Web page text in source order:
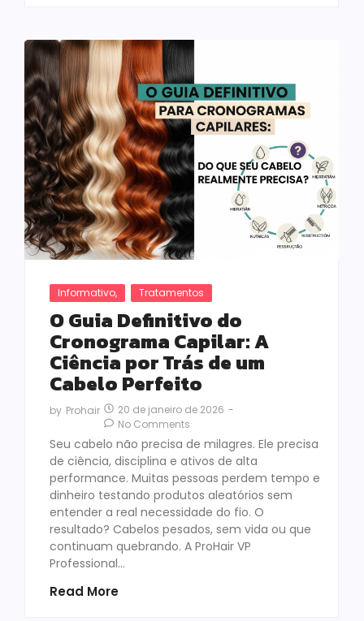
Informativo, Tratamentos
O Guia Definitivo do
Cronograma Capilar: A
Ciência por Trás de um
Cabelo Perfeito
by Prohair 20 de janeiro de 2026 -
No Comments
Seu cabelo não precisa de milagres. Ele precisa
de ciência, disciplina e ativos de alta
performance. Muitas pessoas perdem tempo e
dinheiro testando produtos aleatórios sem
entender a real necessidade do fio. O
resultado? Cabelos pesados, sem vida ou que
continuam quebrando. A ProHair VP
Professional…
Read More